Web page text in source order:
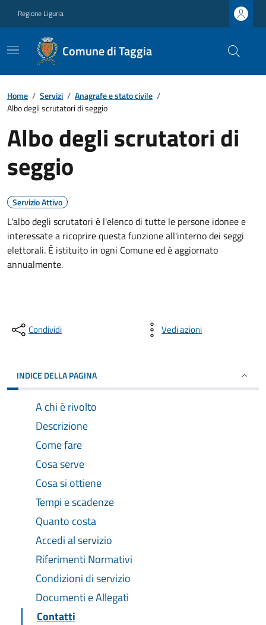
Regione Liguria
Comune di Taggia
Home / Servizi / Anagrafe e stato civile /
Albo degli scrutatori di seggio
Albo degli scrutatori di
seggio
Servizio Attivo
L'albo degli scrutatori è l'elenco di tutte le persone idonee e
interessate a ricoprire questa funzione all'interno dei seggi
elettorali. È istituito in ogni Comune ed è aggiornato
annualmente.
Condividi Vedi azioni
INDICE DELLA PAGINA
A chi è rivolto
Descrizione
Come fare
Cosa serve
Cosa si ottiene
Tempi e scadenze
Quanto costa
Accedi al servizio
Riferimenti Normativi
Condizioni di servizio
Documenti e Allegati
Contatti